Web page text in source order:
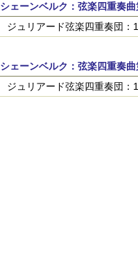
シェーンベルク：弦楽四重奏
ジュリアード弦楽四重奏団
シェーンベルク：弦楽四重奏
ジュリアード弦楽四重奏団